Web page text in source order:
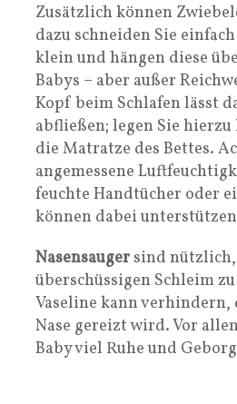
Zusätzlich können
dazu schneiden Sie
klein und hängen diese
Babys – aber außer
Kopf beim Schlafen lässt
abfließen; legen Sie
die Matratze des Bettes.
angemessene
feuchte Handtücher oder
können dabei
Nasensauger sind
überschüssigen Schleim
Vaseline kann verhindern,
Nase gereizt wird. Vor
Baby viel Ruhe und